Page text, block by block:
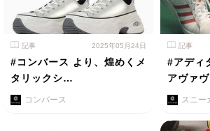
記事 2025年05月24日
#コンバース より、煌めくメ
タリックシ…
コンバース
記事
#アディ
アヴァ
スニー